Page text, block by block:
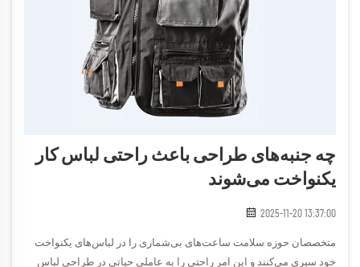
چه جنبه‌های طراحی باعث راحتی لباس کار
یکنواخت می‌شوند
2025-11-20 13:37:00
متخصصان حوزه سلامت ساعت‌های بی‌شماری را در لباس‌های یکنواخت
خود سپری می‌کنند و این امر راحتی را به عاملی حیاتی در طراحی لباس